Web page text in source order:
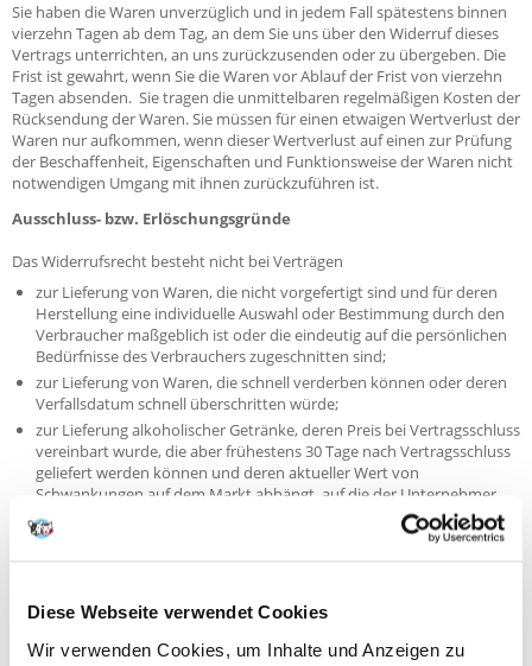
Diese Webseite verwendet Cookies
Wir verwenden Cookies, um Inhalte und Anzeigen zu
Sie haben die Waren unverzüglich und in jedem Fall spätestens binnen
vierzehn Tagen ab dem Tag, an dem Sie uns über den Widerruf dieses
Vertrags unterrichten, an uns zurückzusenden oder zu übergeben. Die
Frist ist gewahrt, wenn Sie die Waren vor Ablauf der Frist von vierzehn
Tagen absenden. Sie tragen die unmittelbaren regelmäßigen Kosten der
Rücksendung der Waren. Sie müssen für einen etwaigen Wertverlust der
Waren nur aufkommen, wenn dieser Wertverlust auf einen zur Prüfung
der Beschaffenheit, Eigenschaften und Funktionsweise der Waren nicht
notwendigen Umgang mit ihnen zurückzuführen ist.
Ausschluss- bzw. Erlöschungsgründe
Das Widerrufsrecht besteht nicht bei Verträgen
zur Lieferung von Waren, die nicht vorgefertigt sind und für deren
Herstellung eine individuelle Auswahl oder Bestimmung durch den
Verbraucher maßgeblich ist oder die eindeutig auf die persönlichen
Bedürfnisse des Verbrauchers zugeschnitten sind;
zur Lieferung von Waren, die schnell verderben können oder deren
Verfallsdatum schnell überschritten würde;
zur Lieferung alkoholischer Getränke, deren Preis bei Vertragsschluss
vereinbart wurde, die aber frühestens 30 Tage nach Vertragsschluss
geliefert werden können und deren aktueller Wert von
Schwankungen auf dem Markt abhängt, auf die der Unternehmer
keinen Einfluss hat;
zur Lieferung von Zeitungen, Zeitschriften oder Illustrierten mit
Das Widerrufsrecht erlischt vorzeitig bei Verträgen
zur Lieferung versiegelter Waren, die aus Gründen des